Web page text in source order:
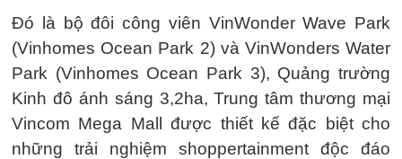
Đó là bộ đôi công viên VinWonder Wave Park
(Vinhomes Ocean Park 2) và VinWonders Water
Park (Vinhomes Ocean Park 3), Quảng trường
Kinh đô ánh sáng 3,2ha, Trung tâm thương mại
Vincom Mega Mall được thiết kế đặc biệt cho
những trải nghiệm shoppertainment độc đáo